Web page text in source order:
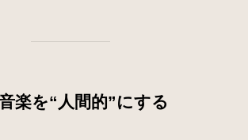
楽を“人間的”にする